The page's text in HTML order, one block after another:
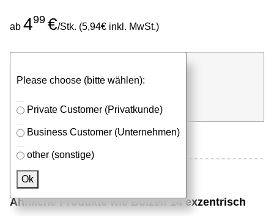
ab 499 €/Stk. (5,94€ inkl. MwSt.)
Please choose (bitte wählen):
Private Customer (Privatkunde)
Business Customer (Unternehmen)
other (sonstige)
Ok
⮮
Stk. in Anfrageliste
Ähnliche Produkte wie Bolzen 14 exzentrisch